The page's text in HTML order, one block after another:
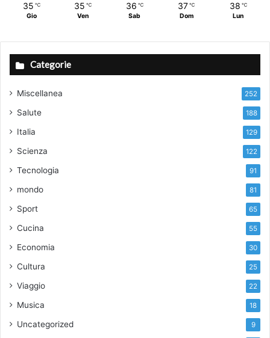
35 ℃
Gio
35 ℃
Ven
36 ℃
Sab
37 ℃
Dom
38 ℃
Lun
Categorie
Miscellanea 252
Salute 188
Italia 129
Scienza 122
Tecnologia 91
mondo 81
Sport 65
Cucina 55
Economia 30
Cultura 25
Viaggio 22
Musica 18
Uncategorized 9